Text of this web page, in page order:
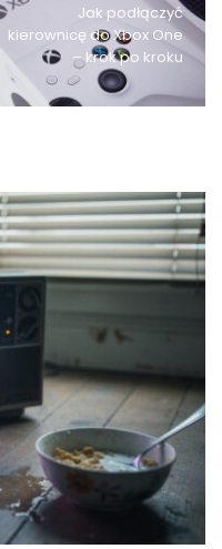
Jak podłączyć
kierownicę do Xbox One
– krok po kroku